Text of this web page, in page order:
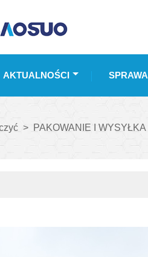
AKTUALNOŚCI SPRAWA
> PAKOWANIE I WYSYŁKA